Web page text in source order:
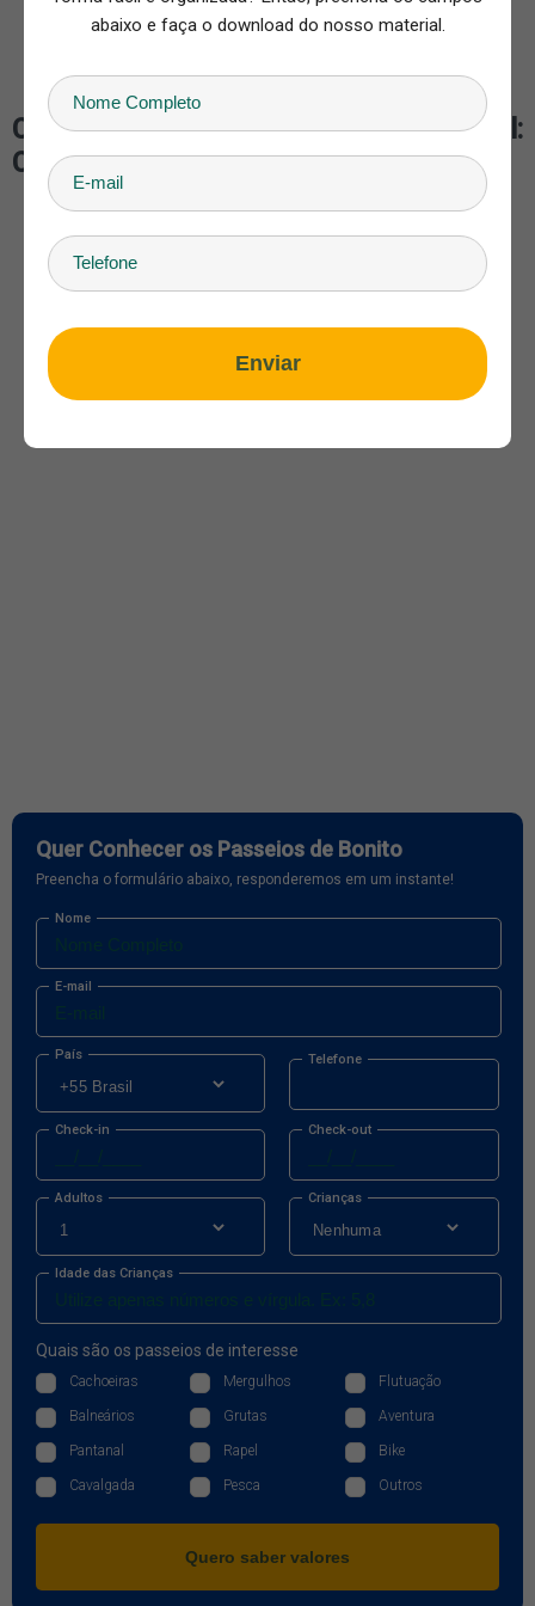
Gruta do Lago Azul: 110 km
Lagoa Misteriosa: 139 km
Aquário Natural: 101 km
Como chegar nas Nascentes Rio Azul:
Combo Especial
Quer Conhecer os Passeios de Bonito
Preencha o formulário abaixo, responderemos em um instante!
Nome
E-mail
País Telefone
Check-in Check-out
Adultos Crianças
Idade das Crianças
Quais são os passeios de interesse
Cachoeiras Mergulhos Flutuação
Balneários Grutas Aventura
Pantanal Rapel Bike
Cavalgada Pesca Outros
Quero saber valores
abaixo e faça o download do nosso material.
Enviar